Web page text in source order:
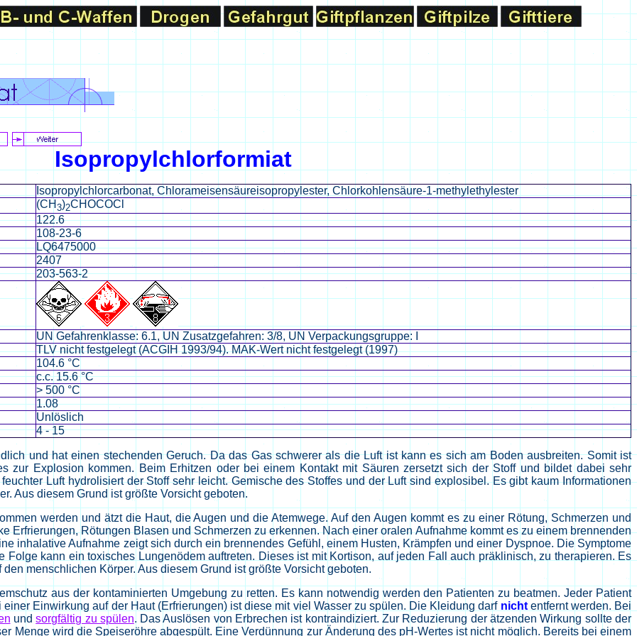
Isopropylchlorformiat
Isopropylchlorcarbonat, Chlorameisensäureisopropylester, Chlorkohlensäure-1-methylethylester
(CH 3)2CHOCOCl
122.6
108-23-6
LQ6475000
2407
203-563-2
UN Gefahrenklasse: 6.1, UN Zusatzgefahren: 3/8, UN Verpackungsgruppe: I
TLV nicht festgelegt (ACGIH 1993/94). MAK-Wert nicht festgelegt (1997)
104.6 °C
c.c. 15.6 °C
> 500 °C
1.08
Unlöslich
4 - 15
und hat einen stechenden Geruch. Da das Gas schwerer als die Luft ist kann es sich am Boden ausbreiten. Somit ist
zur Explosion kommen. Beim Erhitzen oder bei einem Kontakt mit Säuren zersetzt sich der Stoff und bildet dabei sehr
Luft hydrolisiert der Stoff sehr leicht. Gemische des Stoffes und der Luft sind explosibel. Es gibt kaum Informationen
Aus diesem Grund ist größte Vorsicht geboten.
werden und ätzt die Haut, die Augen und die Atemwege. Auf den Augen kommt es zu einer Rötung, Schmerzen und
Erfrierungen, Rötungen Blasen und Schmerzen zu erkennen. Nach einer oralen Aufnahme kommt es zu einem brennenden
inhalative Aufnahme zeigt sich durch ein brennendes Gefühl, einem Husten, Krämpfen und einer Dyspnoe. Die Symptome
Folge kann ein toxisches Lungenödem auftreten. Dieses ist mit Kortison, auf jeden Fall auch präklinisch, zu therapieren. Es
menschlichen Körper. Aus diesem Grund ist größte Vorsicht geboten.
aus der kontaminierten Umgebung zu retten. Es kann notwendig werden den Patienten zu beatmen. Jeder Patient
Einwirkung auf der Haut (Erfrierungen) ist diese mit viel Wasser zu spülen. Die Kleidung darf nichtentfernt werden. Bei
undsorgfältig zu spülen. Das Auslösen von Erbrechen ist kontraindiziert. Zur Reduzierung der ätzenden Wirkung sollte der
Menge wird die Speiseröhre abgespült. Eine Verdünnung zur Änderung des pH-Wertes ist nicht möglich. Bereits bei einem